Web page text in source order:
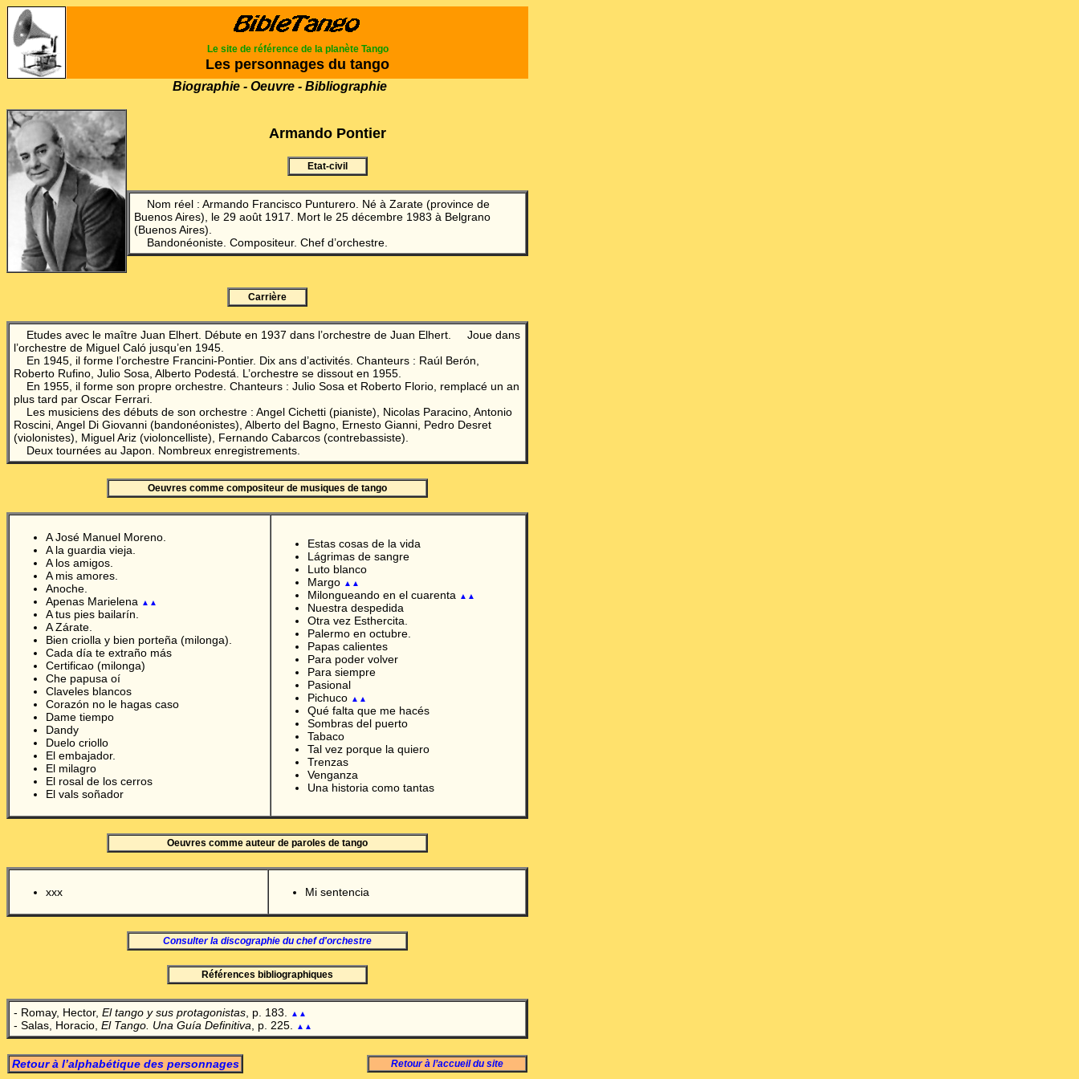
Le site de référence de la planète Tango
Les personnages du tango
Biographie - Oeuvre - Bibliographie
Armando Pontier
Etat-civil
Nom réel : Armando Francisco Punturero. Né à Zarate (province de
Buenos Aires), le 29 août 1917 . Mort le 25 décembre 1983 à Belgrano
(Buenos Aires).
Bandonéoniste. Compositeur. Chef d’orchestre.
Carrière
Etudes avec le maître Juan Elhert. Débute en 1937 dans l’orchestre de Juan Elhert. Joue dans
l’orchestre de Miguel Caló jusqu’en 1945.
En 1945, il forme l’orchestre Francini-Pontier. Dix ans d’activités. Chanteurs : Raúl Berón,
Roberto Rufino, Julio Sosa, Alberto Podestá. L’orchestre se dissout en 1955.
En 1955, il forme son propre orchestre. Chanteurs : Julio Sosa et Roberto Florio, remplacé un an
plus tard par Oscar Ferrari.
Les musiciens des débuts de son orchestre : Angel Cichetti (pianiste), Nicolas Paracino, Antonio
Roscini, Angel Di Giovanni (bandonéonistes), Alberto del Bagno, Ernesto Gianni, Pedro Desret
(violonistes), Miguel Ariz (violoncelliste), Fernando Cabarcos (contrebassiste).
Deux tournées au Japon. Nombreux enregistrements.
Oeuvres comme compositeur de musiques de tango
A José Manuel Moreno.
A la guardia vieja.
A los amigos.
A mis amores.
Anoche.
Apenas Marielena
▲▲
A tus pies bailarín.
A Zárate.
Bien criolla y bien porteña (milonga).
Cada día te extraño más
Certificao (milonga)
Che papusa oí
Claveles blancos
Corazón no le hagas caso
Dame tiempo
Dandy
Duelo criollo
El embajador.
El milagro
El rosal de los cerros
El vals soñador
Estas cosas de la vida
Lágrimas de sangre
Luto blanco
Margo ▲▲
Milongueando en el cuarenta ▲▲
Nuestra despedida
Otra vez Esthercita.
Palermo en octubre.
Papas calientes
Para poder volver
Para siempre
Pasional
Pichuco ▲▲
Qué falta que me hacés
Sombras del puerto
Tabaco
Tal vez porque la quiero
Trenzas
Venganza
Una historia como tantas
Oeuvres comme auteur de paroles de tango
xxx Mi sentencia
Consulter la discographie du chef d'orchestre
Références bibliographiques
- Romay, Hector, El tango y sus protagonistas , p. 183. ▲▲
- Salas, Horacio, El Tango. Una Guía Definitiva , p. 225. ▲▲
Retour à l’alphabétique des personnages Retour à l’accueil du site